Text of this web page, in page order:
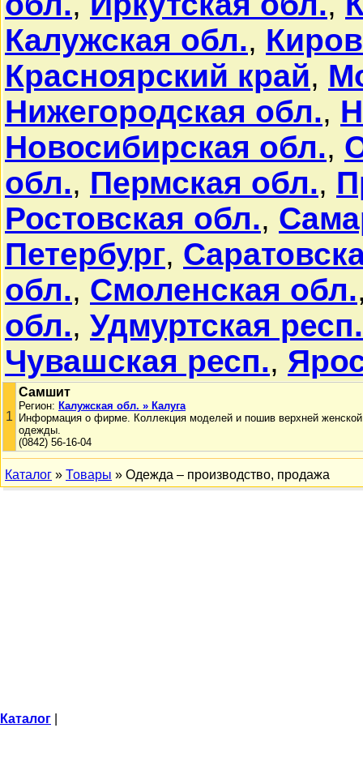
Калужская обл.,
Красноярский край,
Нижегородская обл.,
Новосибирская обл.,
обл., Пермская обл.,
Ростовская обл.,
Петербург,
обл., Смоленская обл.
обл., Удмуртская респ.
Чувашская респ.,
1
Самшит
Регион: Калужская обл. » Калуга
Информация о фирме. Коллекция моделей и пошив верхней женской
одежды.
(0842) 56-16-04
Каталог » Товары » Одежда – производство, продажа
Каталог